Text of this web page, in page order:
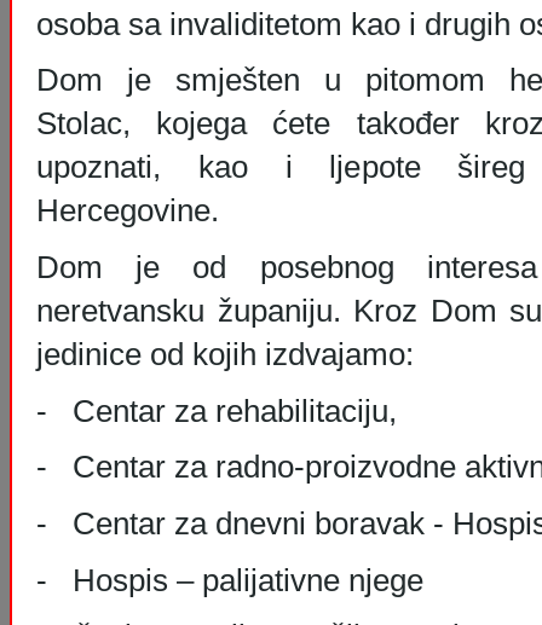
osoba sa invaliditetom kao i drugih
Dom je smješten u pitomom
Stolac, kojega ćete također
upoznati, kao i ljepote šireg
Hercegovine.
Dom je od posebnog
neretvansku županiju. Kroz Dom
jedinice od kojih izdvajamo:
- Centar za rehabilitaciju,
- Centar za radno-proizvodne
- Centar za dnevni boravak -
- Hospis – palijativne njege